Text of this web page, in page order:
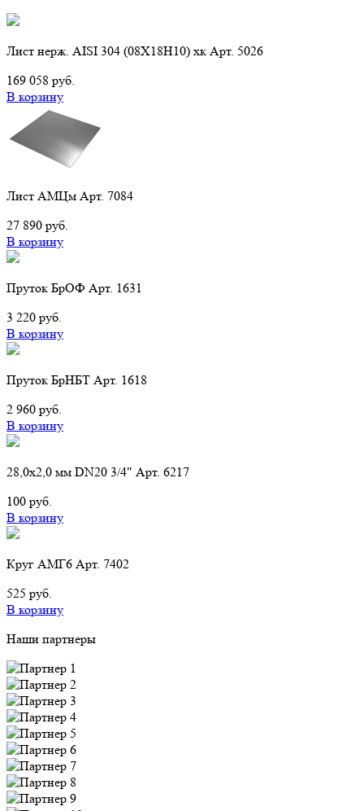
Лист нерж. AISI 304 (08Х18Н10) хк Арт. 5026
169 058 руб.
В корзину
Лист АМЦм Арт. 7084
27 890 руб.
В корзину
Пруток БрОФ Арт. 1631
3 220 руб.
В корзину
Пруток БрНБТ Арт. 1618
2 960 руб.
В корзину
28,0х2,0 мм DN20 3/4" Арт. 6217
100 руб.
В корзину
Круг АМГ6 Арт. 7402
525 руб.
В корзину
Наши партнеры